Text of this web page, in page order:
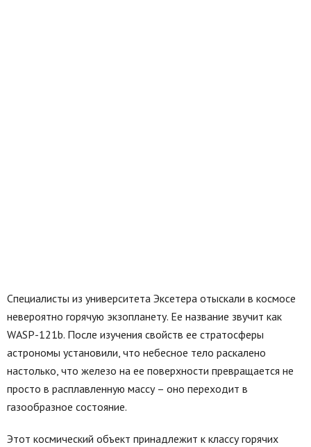
Специалисты из университета Эксетера отыскали в космосе
невероятно горячую экзопланету. Ее название звучит как
WASP-121b. После изучения свойств ее стратосферы
астрономы установили, что небесное тело раскалено
настолько, что железо на ее поверхности превращается не
просто в расплавленную массу – оно переходит в
газообразное состояние.
Этот космический объект принадлежит к классу горячих